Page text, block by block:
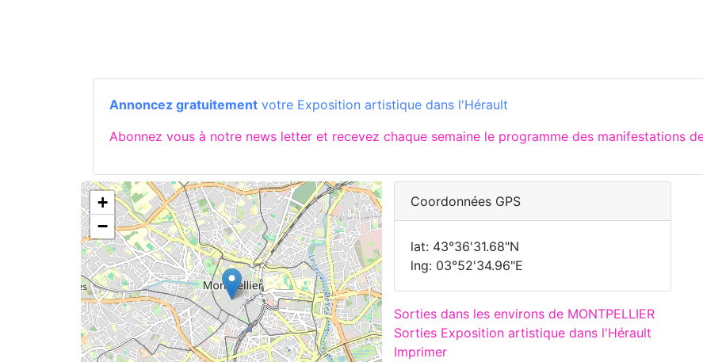
Annoncez gratuitement votre Exposition artistique dans l'Hérault
Abonnez vous à notre news letter et recevez chaque semaine le programme des manifestations
+
−
Coordonnées GPS
lat: 43°36'31.68"N
lng: 03°52'34.96"E
Sorties dans les environs de MONTPELLIER
Sorties Exposition artistique dans l'Hérault
Imprimer